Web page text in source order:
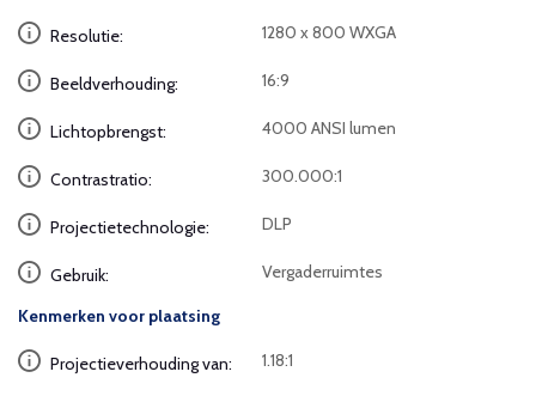
Resolutie: 1280 x 800 WXGA
Beeldverhouding: 16:9
Lichtopbrengst: 4000 ANSI lumen
Contrastratio: 300.000:1
Projectietechnologie: DLP
Gebruik: Vergaderruimtes
Kenmerken voor plaatsing
Projectieverhouding van: 1.18:1